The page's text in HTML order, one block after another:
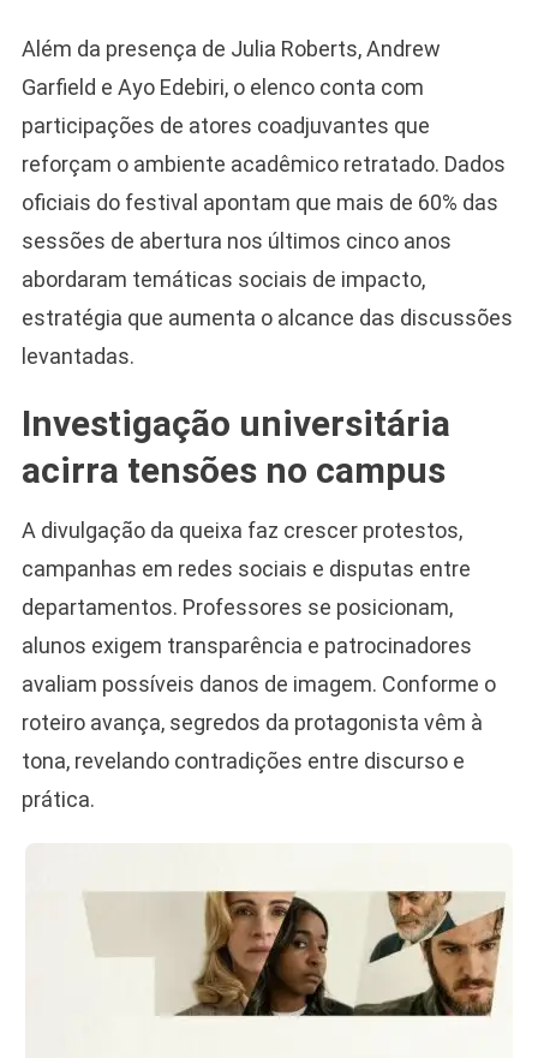
Além da presença de Julia Roberts, Andrew
Garfield e Ayo Edebiri, o elenco conta com
participações de atores coadjuvantes que
reforçam o ambiente acadêmico retratado. Dados
oficiais do festival apontam que mais de 60% das
sessões de abertura nos últimos cinco anos
abordaram temáticas sociais de impacto,
estratégia que aumenta o alcance das discussões
levantadas.
Investigação universitária
acirra tensões no campus
A divulgação da queixa faz crescer protestos,
campanhas em redes sociais e disputas entre
departamentos. Professores se posicionam,
alunos exigem transparência e patrocinadores
avaliam possíveis danos de imagem. Conforme o
roteiro avança, segredos da protagonista vêm à
tona, revelando contradições entre discurso e
prática.